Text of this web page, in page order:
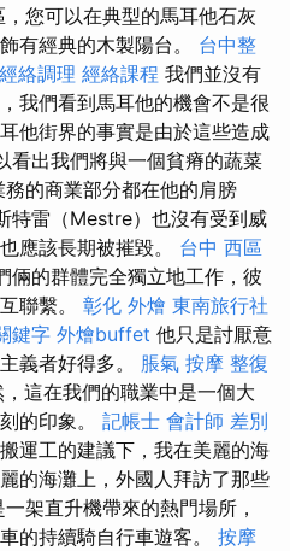
，您可以在典型的馬耳他石灰
有經典的木製陽台。 台中整
經絡調理 經絡課程 我們並沒有
我們看到馬耳他的機會不是很
他街界的事實是由於這些造成
看出我們將與一個貧瘠的蔬菜
的商業部分都在他的肩膀
特雷（Mestre）也沒有受到威
應該長期被摧毀。 台中 西區
倆的群體完全獨立地工作，彼
聯繫。 彰化 外燴 東南旅行社
鍵字 外燴buffet 他只是討厭意
義者好得多。 脹氣 按摩 整復
，這在我們的職業中是一個大
的印象。 記帳士 會計師 差別
運工的建議下，我在美麗的海
的海灘上，外國人拜訪了那些
架直升機帶來的熱門場所，
的持續騎自行車遊客。 按摩